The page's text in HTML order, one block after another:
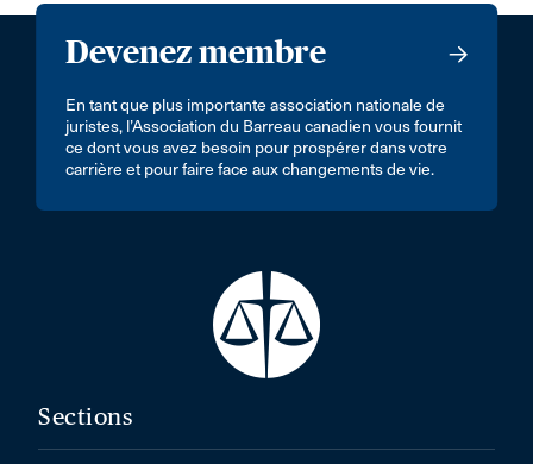
Devenez membre
En tant que plus importante association nationale de
juristes, l’Association du Barreau canadien vous fournit
ce dont vous avez besoin pour prospérer dans votre
carrière et pour faire face aux changements de vie.
Sections